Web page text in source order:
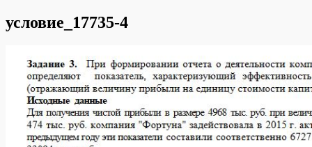
условие_17735-4